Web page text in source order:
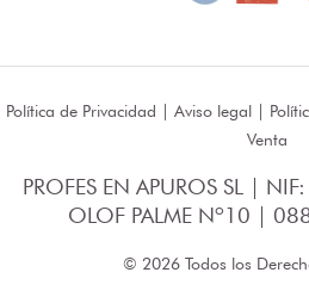
Política de Privacidad | Aviso legal|
Venta
PROFES EN APUROS SL |
OLOF PALME Nº10 |
© 2026 Todos los